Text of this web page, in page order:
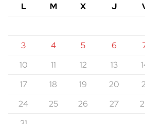
L
M X J
3
4 5 6
10
11 12 13
17
18 19 20
24
25 26 27